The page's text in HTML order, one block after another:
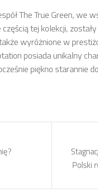
The True Green, we
tej kolekcji,
wyróżnione w
posiada unikalny
piękno starannie
Polski